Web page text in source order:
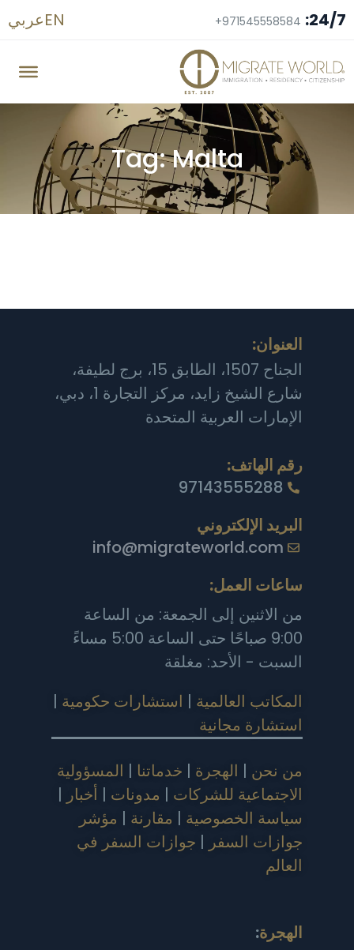
24/7:
+971545558584
ENعربي
Tag: Malta
العنوان:
الجناح 1507، الطابق 15، برج لطيفة،
شارع الشيخ زايد، مركز التجارة 1، دبي،
الإمارات العربية المتحدة
رقم الهاتف:
97143555288
البريد الإلكتروني
info@migrateworld.com
ساعات العمل:
من الاثنين إلى الجمعة: من الساعة
9:00 صباحًا حتى الساعة 5:00 مساءً
السبت - الأحد: مغلقة
المكاتب العالمية | استشارات حكومية |
استشارة مجانية
من نحن | الهجرة | خدماتنا | المسؤولية
الاجتماعية للشركات | مدونات | أخبار |
سياسة الخصوصية | مقارنة | مؤشر
جوازات السفر | جوازات السفر في
العالم
الهجرة: